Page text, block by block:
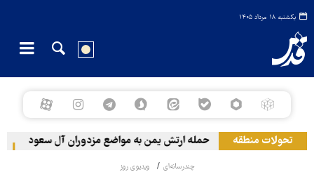
یکشنبه ۱۸ مرداد ۱۴۰۵
تحولات منطقه حمله ارتش یمن به مواضع مزدوران آل سعود
چندرسانه‌ای ویدیوی روز